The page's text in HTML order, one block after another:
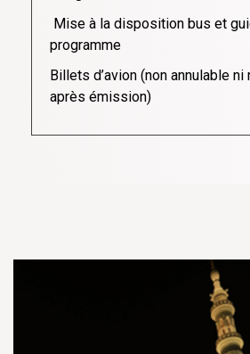
Mise à la disposition bus et
programme
Billets d’avion (non annulable
après émission)